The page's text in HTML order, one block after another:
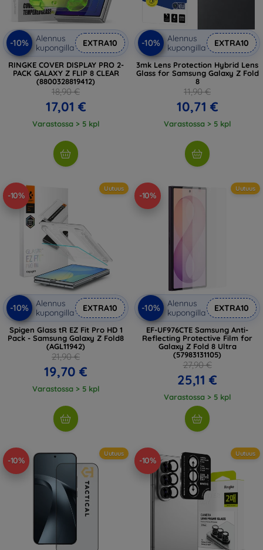
-10%
Alennus
kupongilla
EXTRA10
RINGKE COVER DISPLAY PRO 2-
PACK GALAXY Z FLIP 8 CLEAR
(8800328819412)
18,90 €
17,01 €
Varastossa > 5 kpl
-10%
Alennus
kupongilla
EXTRA10
3mk Lens Protection Hybrid Lens
Glass for Samsung Galaxy Z Fold
8
11,90 €
10,71 €
Varastossa > 5 kpl
-10%
Uutuus
-10%
Alennus
kupongilla
EXTRA10
Spigen Glass tR EZ Fit Pro HD 1
Pack - Samsung Galaxy Z Fold8
(AGL11942)
21,90 €
19,70 €
Varastossa > 5 kpl
-10%
Uutuus
-10%
Alennus
kupongilla
EXTRA10
EF-UF976CTE Samsung Anti-
Reflecting Protective Film for
Galaxy Z Fold 8 Ultra
(57983131105)
27,90 €
25,11 €
Varastossa > 5 kpl
-10%
Uutuus
-10%
Uutuus